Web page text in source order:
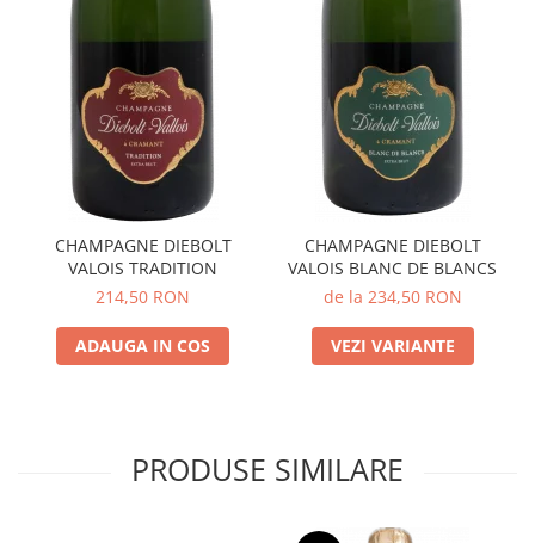
CHAMPAGNE DIEBOLT
VALOIS TRADITION
214,50 RON
ADAUGA IN COS
CHAMPAGNE DIEBOLT
VALOIS BLANC DE BLANCS
de la 234,50 RON
VEZI VARIANTE
PRODUSE SIMILARE